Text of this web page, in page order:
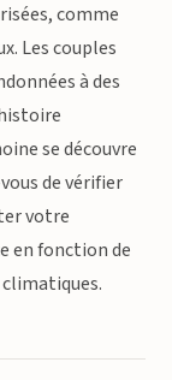
comme
Les couples
à des
se découvre
de vérifier
votre
en fonction de